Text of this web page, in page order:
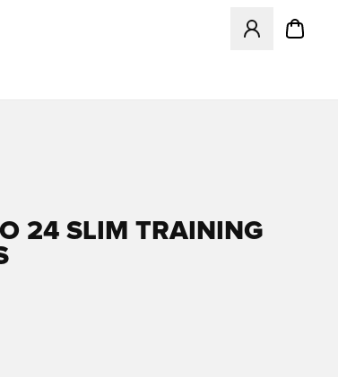
Opent een
24 SLIM TRAINING